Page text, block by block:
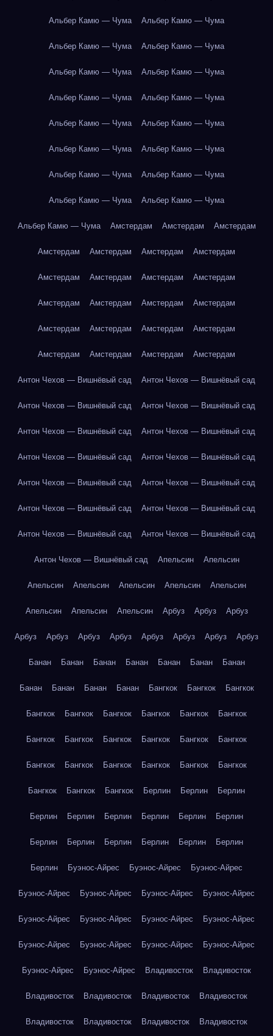
Альбер Камю — Чума Альбер Камю — Чума
Альбер Камю — Чума Альбер Камю — Чума
Альбер Камю — Чума Альбер Камю — Чума
Альбер Камю — Чума Альбер Камю — Чума
Альбер Камю — Чума Альбер Камю — Чума
Альбер Камю — Чума Альбер Камю — Чума
Альбер Камю — Чума Альбер Камю — Чума
Альбер Камю — Чума Альбер Камю — Чума
Альбер Камю — Чума Амстердам Амстердам Амстердам
Амстердам Амстердам Амстердам Амстердам
Амстердам Амстердам Амстердам Амстердам
Амстердам Амстердам Амстердам Амстердам
Амстердам Амстердам Амстердам Амстердам
Амстердам Амстердам Амстердам Амстердам
Антон Чехов — Вишнёвый сад Антон Чехов — Вишнёвый сад
Антон Чехов — Вишнёвый сад Антон Чехов — Вишнёвый сад
Антон Чехов — Вишнёвый сад Антон Чехов — Вишнёвый сад
Антон Чехов — Вишнёвый сад Антон Чехов — Вишнёвый сад
Антон Чехов — Вишнёвый сад Антон Чехов — Вишнёвый сад
Антон Чехов — Вишнёвый сад Антон Чехов — Вишнёвый сад
Антон Чехов — Вишнёвый сад Антон Чехов — Вишнёвый сад
Антон Чехов — Вишнёвый сад Апельсин Апельсин
Апельсин Апельсин Апельсин Апельсин Апельсин
Апельсин Апельсин Апельсин Арбуз Арбуз Арбуз
Арбуз Арбуз Арбуз Арбуз Арбуз Арбуз Арбуз Арбуз
Банан Банан Банан Банан Банан Банан Банан
Банан Банан Банан Банан Бангкок Бангкок Бангкок
Бангкок Бангкок Бангкок Бангкок Бангкок Бангкок
Бангкок Бангкок Бангкок Бангкок Бангкок Бангкок
Бангкок Бангкок Бангкок Бангкок Бангкок Бангкок
Бангкок Бангкок Бангкок Берлин Берлин Берлин
Берлин Берлин Берлин Берлин Берлин Берлин
Берлин Берлин Берлин Берлин Берлин Берлин
Берлин Буэнос-Айрес Буэнос-Айрес Буэнос-Айрес
Буэнос-Айрес Буэнос-Айрес Буэнос-Айрес Буэнос-Айрес
Буэнос-Айрес Буэнос-Айрес Буэнос-Айрес Буэнос-Айрес
Буэнос-Айрес Буэнос-Айрес Буэнос-Айрес Буэнос-Айрес
Буэнос-Айрес Буэнос-Айрес Владивосток Владивосток
Владивосток Владивосток Владивосток Владивосток
Владивосток Владивосток Владивосток Владивосток